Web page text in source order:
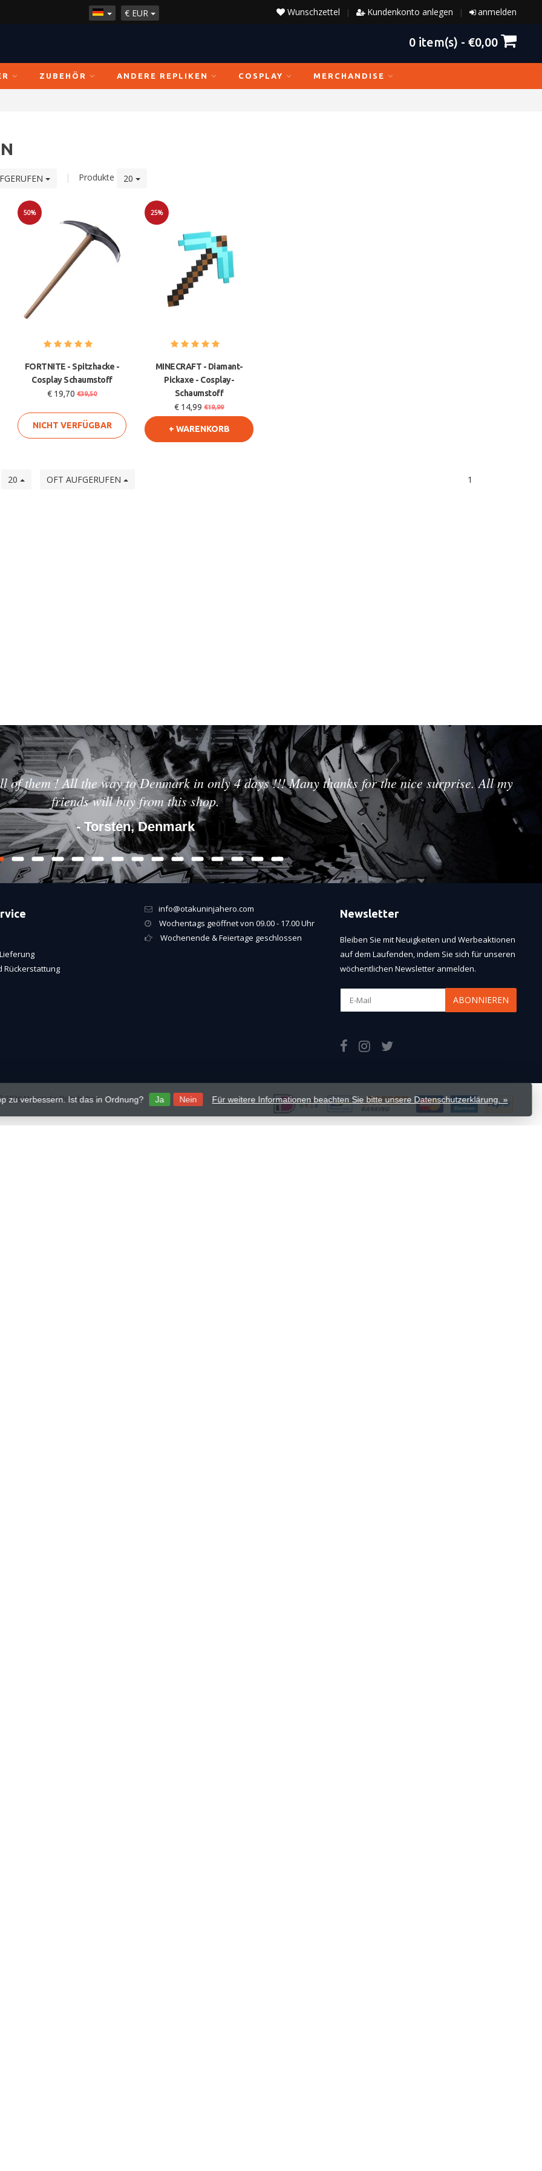
€ EUR anmelden
|
Kundenkonto anlegen
|
Wunschzettel
0 item(s) - €0,00
ZUBEHÖR ANDERE REPLIKEN COSPLAY MERCHANDISE
| Produkte 20
50%
FORTNITE - Spitzhacke -
Cosplay Schaumstoff
€ 19,70 €39,50
NICHT VERFÜGBAR
25%
MINECRAFT - Diamant-
Pickaxe - Cosplay-
Schaumstoff
€ 14,99 €19,99
+ WARENKORB
20 OFT AUFGERUFEN 1
of them ! All the way to Denmark in only 4 days !!! Many thanks for the nice surprise. All my
friends will buy from this shop.
- Torsten, Denmark
Rückerstattung
info@otakuninjahero.com
Wochentags geöffnet von 09.00 - 17.00 Uhr
Wochenende & Feiertage geschlossen
Newsletter
Bleiben Sie mit Neuigkeiten und Werbeaktionen
auf dem Laufenden, indem Sie sich für unseren
wöchentlichen Newsletter anmelden.
ABONNIEREN
zu verbessern. Ist das in Ordnung? Ja Nein Für weitere Informationen beachten Sie bitte unsere Datenschutzerklärung. »
Mavericks Distribution